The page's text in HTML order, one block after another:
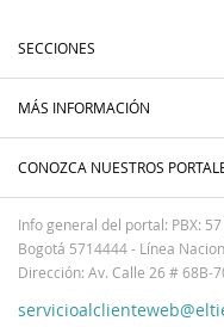
SECCIONES
MÁS INFORMACIÓN
CONOZCA NUESTROS
Info general del portal: PBX:
Bogotá 5714444 - Línea
Dirección: Av. Calle 26 # 68B-